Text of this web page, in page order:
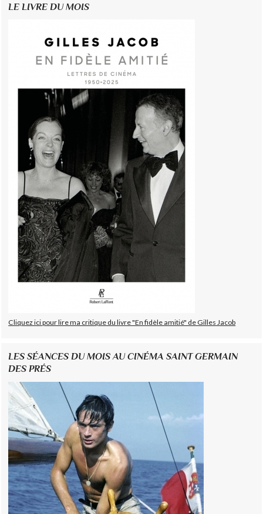
LE LIVRE DU MOIS
Cliquez ici pour lire ma critique du livre "En fidèle amitié" de Gilles Jacob
LES SÉANCES DU MOIS AU CINÉMA SAINT GERMAIN
DES PRÉS